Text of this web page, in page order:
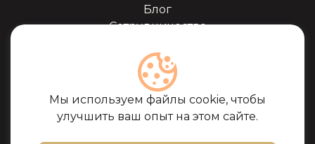
Мы используем файлы cookie, чтобы
улучшить ваш опыт на этом сайте.
Блог
Сотрудничество
Сертификаты
Часто задоваемые
вопросы
Поддержка